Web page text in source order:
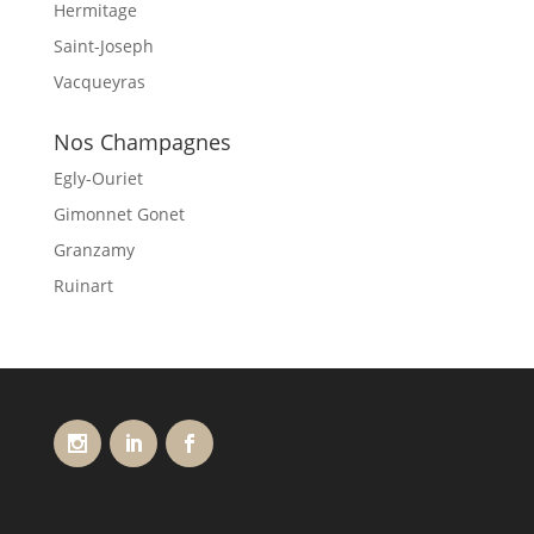
Hermitage
Saint-Joseph
Vacqueyras
Nos Champagnes
Egly-Ouriet
Gimonnet Gonet
Granzamy
Ruinart